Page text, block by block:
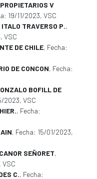
V
19/11/2023, VSC
TRAVERSO P.,
VSC
DE CHILE, Fecha:
DE CONCON, Fecha:
BOFILL DE
2023, VSC
, Fecha:
, Fecha: 15/01/2023,
SEÑORET,
C., Fecha: